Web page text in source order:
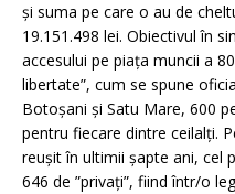
și suma pe care o au de
19.151.498 lei. Obiectivul în
accesului pe piața muncii a
libertate”, cum se spune
Botoșani și Satu Mare, 600
pentru fiecare dintre ceilalți.
reușit în ultimii șapte ani, cel
646 de ”privați”, fiind într/o